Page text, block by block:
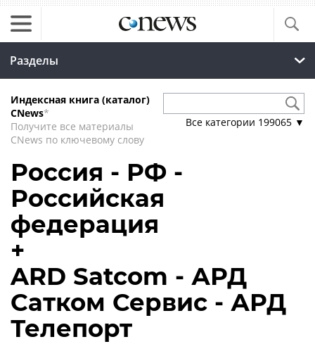
Разделы
Индексная книга (каталог)
CNews*
Получите все материалы
CNews по ключевому слову
Все категории 199065 ▼
Россия - РФ -
Российская
федерация
+
ARD Satcom - АРД
Сатком Сервис - АРД
Телепорт